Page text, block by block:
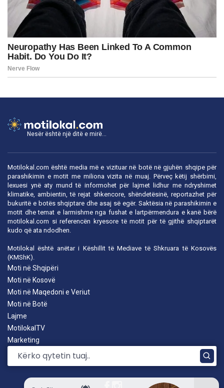
Nesër është një ditë e mirë...
Motilokal.com është media më e vizituar në botë në gjuhën shqipe për
parashikimin e motit me miliona vizita në muaj. Përveç këtij shërbimi,
lexuesi ynë aty mund të informohet për lajmet lidhur me ndryshimet
klimatike, ambientin, të rejat shkencore, shëndetësinë, reportazhet për
bukuritë e botës shqiptare dhe asaj së egër. Saktësia në parashikimin e
motit dhe temat e larmishme nga fushat e lartpërmendura e kanë bërë
motilokal.com si referencën kryesore të motit për të gjithë shqiptarët
kudo që ata ndodhen.
Motilokal është anëtar i Këshillit të Mediave të Shkruara të Kosovës
(KMShK).
Moti në Shqipëri
Moti në Kosovë
Moti në Maqedoni e Veriut
Moti në Botë
Lajme
MotilokalTV
Marketing